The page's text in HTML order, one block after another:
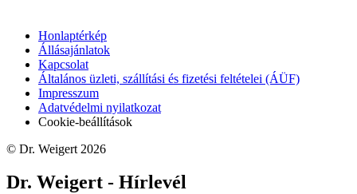
Honlaptérkép
Állásajánlatok
Kapcsolat
Általános üzleti, szállítási és fizetési feltételei (ÁÜF)
Impresszum
Adatvédelmi nyilatkozat
Cookie-beállítások
© Dr. Weigert 2026
Dr. Weigert - Hírlevél